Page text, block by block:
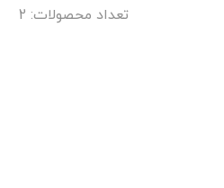
تعداد محصولات: 2